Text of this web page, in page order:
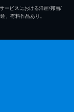
ービスにおける洋画/邦画/
、有料作品あり。